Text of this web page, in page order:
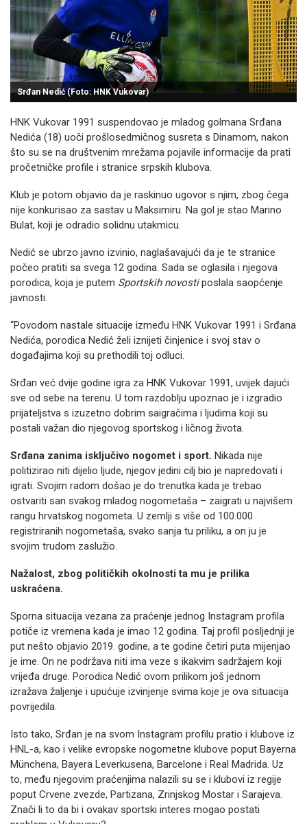
Srđan Nedić (Foto: HNK Vukovar)
HNK Vukovar 1991 suspendovao je mladog golmana Srđana
Nedića (18) uoči prošlosedmičnog susreta s Dinamom, nakon
što su se na društvenim mrežama pojavile informacije da prati
pročetničke profile i stranice srpskih klubova.
Klub je potom objavio da je raskinuo ugovor s njim, zbog čega
nije konkurisao za sastav u Maksimiru. Na gol je stao Marino
Bulat, koji je odradio solidnu utakmicu.
Nedić se ubrzo javno izvinio, naglašavajući da je te stranice
počeo pratiti sa svega 12 godina. Sada se oglasila i njegova
porodica, koja je putem Sportskih novostiposlala saopćenje
javnosti.
“Povodom nastale situacije između HNK Vukovar 1991 i Srđana
Nedića, porodica Nedić želi iznijeti činjenice i svoj stav o
događajima koji su prethodili toj odluci.
Srđan već dvije godine igra za HNK Vukovar 1991, uvijek dajući
sve od sebe na terenu. U tom razdoblju upoznao je i izgradio
prijateljstva s izuzetno dobrim saigračima i ljudima koji su
postali važan dio njegovog sportskog i ličnog života.
Srđana zanima isključivo nogomet i sport. Nikada nije
politizirao niti dijelio ljude, njegov jedini cilj bio je napredovati i
igrati. Svojim radom došao je do trenutka kada je trebao
ostvariti san svakog mladog nogometaša – zaigrati u najvišem
rangu hrvatskog nogometa. U zemlji s više od 100.000
registriranih nogometaša, svako sanja tu priliku, a on ju je
svojim trudom zaslužio.
Nažalost, zbog političkih okolnosti ta mu je prilika
uskraćena.
Sporna situacija vezana za praćenje jednog Instagram profila
potiče iz vremena kada je imao 12 godina. Taj profil posljednji je
put nešto objavio 2019. godine, a te godine četiri puta mijenjao
je ime. On ne podržava niti ima veze s ikakvim sadržajem koji
vrijeđa druge. Porodica Nedić ovom prilikom još jednom
izražava žaljenje i upućuje izvinjenje svima koje je ova situacija
povrijedila.
Isto tako, Srđan je na svom Instagram profilu pratio i klubove iz
HNL-a, kao i velike evropske nogometne klubove poput Bayerna
Münchena, Bayera Leverkusena, Barcelone i Real Madrida. Uz
to, među njegovim praćenjima nalazili su se i klubovi iz regije
poput Crvene zvezde, Partizana, Zrinjskog Mostar i Sarajeva.
Znači li to da bi i ovakav sportski interes mogao postati